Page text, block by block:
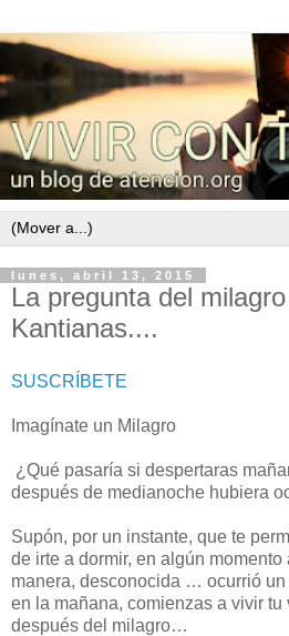
lunes, abril 13, 2015
La pregunta del
Kantianas....
SUSCRÍBETE
Imagínate un Milagro
¿Qué pasaría si despertaras
después de medianoche hubiera
Supón, por un instante, que te
de irte a dormir, en algún
manera, desconocida … ocurrió
en la mañana, comienzas a vivir tu
después del milagro…